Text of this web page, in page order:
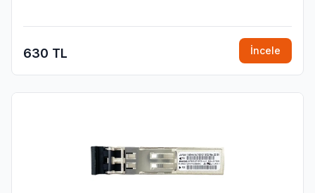
630 TL İncele